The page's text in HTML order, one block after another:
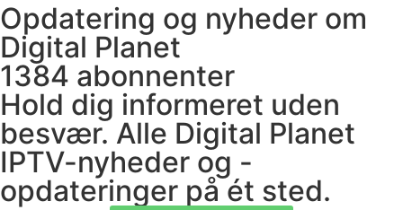
Opdatering og nyheder om
Digital Planet
1384 abonnenter
Hold dig informeret uden
besvær. Alle Digital Planet
IPTV-nyheder og -
opdateringer på ét sted.